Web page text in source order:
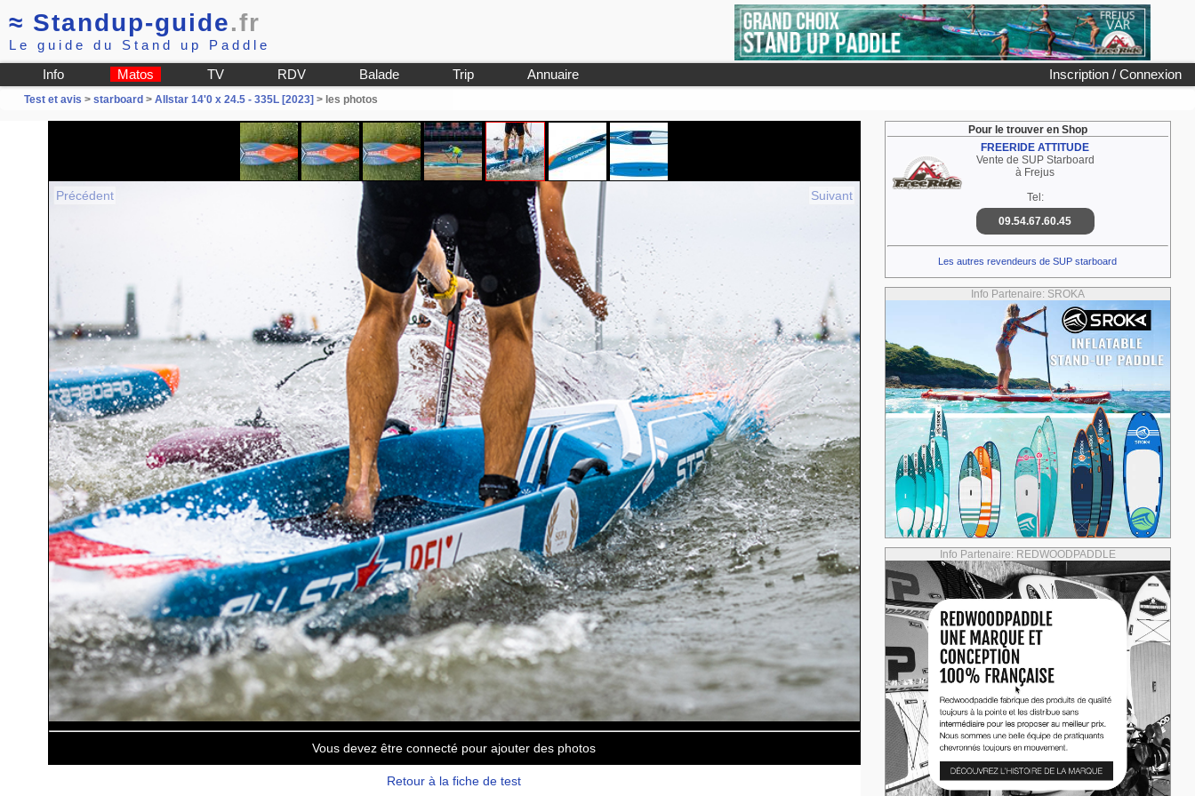
≈ Standup-guide.fr
Le guide du Stand up Paddle
Inscription / Connexion
Info Matos TV RDV Balade Trip Annuaire
Test et avis > starboard > Allstar 14'0 x 24.5 - 335L [2023] > les photos
Précédent Suivant
Vous devez être connecté pour ajouter des photos
Retour à la fiche de test
Pour le trouver en Shop
FREERIDE ATTITUDE
Vente de SUP Starboard
à Frejus
Tel:
09.54.67.60.45
Les autres revendeurs de SUP starboard
Info Partenaire: SROKA
Info Partenaire: REDWOODPADDLE